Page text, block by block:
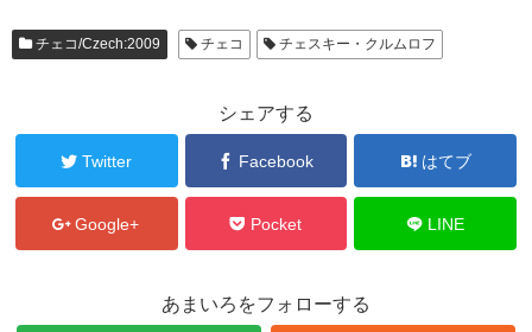
チェコ/Czech:2009 チェコ チェスキー・クルムロフ
シェアする
Twitter Facebook はてブ
Google+ Pocket LINE
あまいろをフォローする